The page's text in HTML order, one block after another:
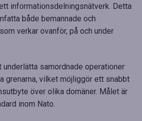
informationsdelningsnätverk. Detta
både bemannade och
verkar ovanför, på och under
samordnade operationer
grenarna, vilket möjliggör ett snabbt
över olika domäner. Målet är
inom Nato.